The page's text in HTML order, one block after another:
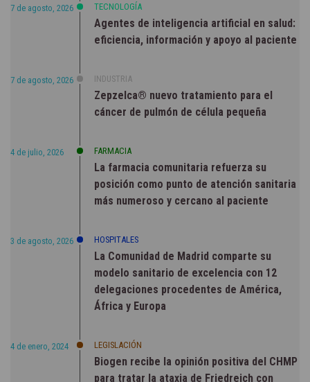
7 de agosto, 2026 TECNOLOGÍA
Agentes de inteligencia artificial en salud:
eficiencia, información y apoyo al paciente
7 de agosto, 2026 INDUSTRIA
Zepzelca® nuevo tratamiento para el
cáncer de pulmón de célula pequeña
4 de julio, 2026 FARMACIA
La farmacia comunitaria refuerza su
posición como punto de atención sanitaria
más numeroso y cercano al paciente
3 de agosto, 2026 HOSPITALES
La Comunidad de Madrid comparte su
modelo sanitario de excelencia con 12
delegaciones procedentes de América,
África y Europa
4 de enero, 2024 LEGISLACIÓN
Biogen recibe la opinión positiva del CHMP
para tratar la ataxia de Friedreich con